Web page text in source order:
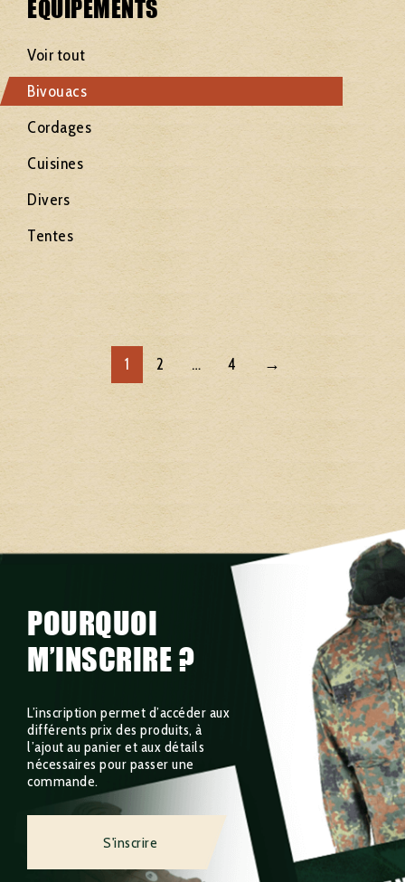
ÉQUIPEMENTS
Voir tout
Bivouacs
Cordages
Cuisines
Divers
Tentes
1 2 … 4 →
POURQUOI
M’INSCRIRE ?
L’inscription permet d’accéder aux
différents prix des produits, à
l’ajout au panier et aux détails
nécessaires pour passer une
commande.
S'inscrire